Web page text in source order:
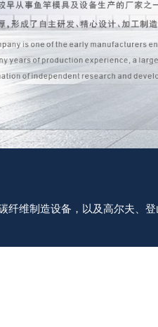
纤维制造设备，以及高尔夫、